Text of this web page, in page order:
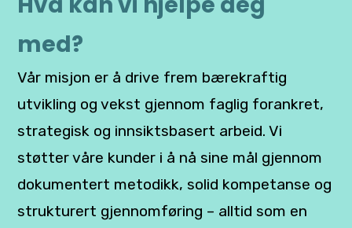
med?
Vår misjon er å drive frem bærekraftig
utvikling og vekst gjennom faglig forankret,
strategisk og innsiktsbasert arbeid. Vi
støtter våre kunder i å nå sine mål gjennom
dokumentert metodikk, solid kompetanse og
strukturert gjennomføring – alltid som en